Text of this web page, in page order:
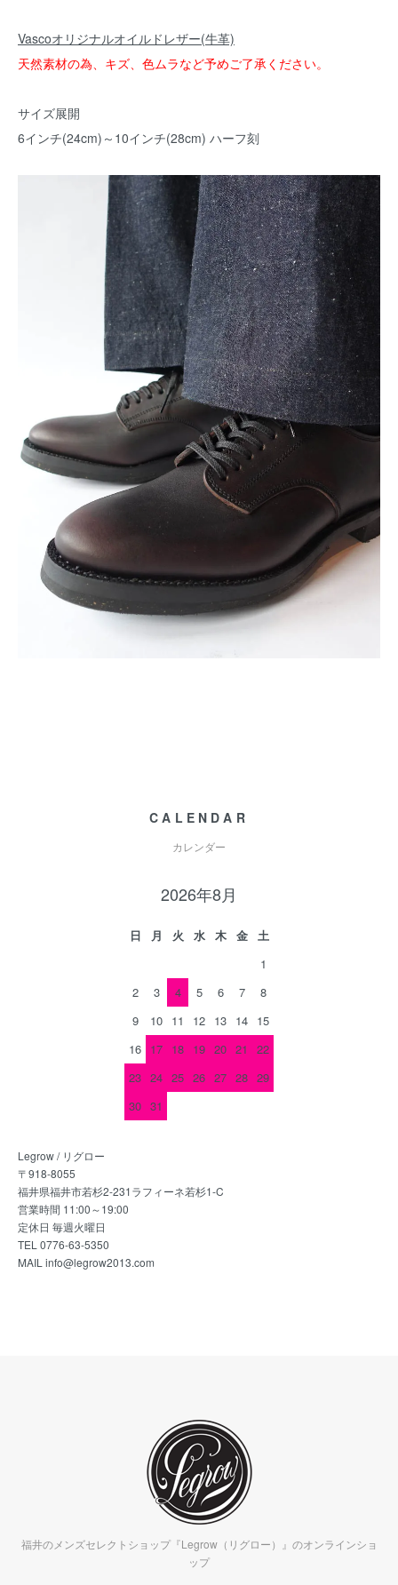
Vascoオリジナルオイルドレザー(牛革)
天然素材の為、キズ、色ムラなど予めご了承ください。
サイズ展開
6インチ(24cm)～10インチ(28cm) ハーフ刻
CALENDAR
カレンダー
2026年8月
日 月 火 水 木 金
土
1
2
3 4 5 6 7
8
9
10 11 12 13 14 15
16 17 18 19 20 21
22
23 24 25 26 27 28 29
30 31
Legrow / リグロー
〒918-8055
福井県福井市若杉2-231ラフィーネ若杉1-C
営業時間 11:00～19:00
定休日 毎週火曜日
TEL 0776-63-5350
MAIL info@legrow2013.com
福井のメンズセレクトショップ『Legrow（リグロー）』のオンラインショ
ップ